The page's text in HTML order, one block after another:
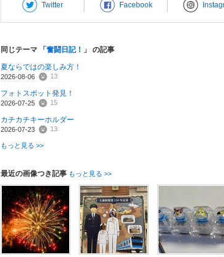
Twitter Facebook
同じテーマ 「 奮闘日記！
」 の記事
夏ならではの楽しみ方！
2026-08-06 13
フォトスポット発見！
2026-07-25 15
カチカチキーホルダー
2026-07-23 13
もっと見る >>
最近の画像つき記事 もっと見る >>